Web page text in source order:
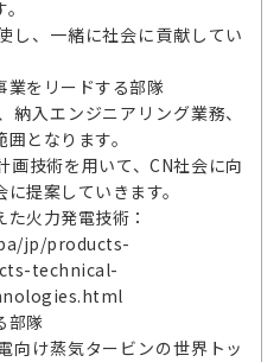
し、一緒に社会に貢献してい
をリードする部隊
入エンジニアリング業務、
となります。
画技術を用いて、CN社会に向
提案していきます。
火力発電技術：
jp/products-
technical-
部隊
向け蒸気タービンの世界トッ